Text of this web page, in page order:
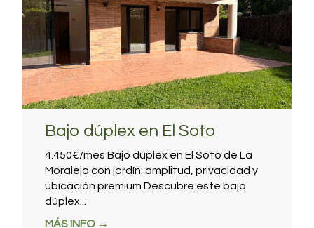
Bajo dúplex en El Soto
4.450€/mes Bajo dúplex en El Soto de La
Moraleja con jardín: amplitud, privacidad y
ubicación premium Descubre este bajo
dúplex...
MÁS INFO →